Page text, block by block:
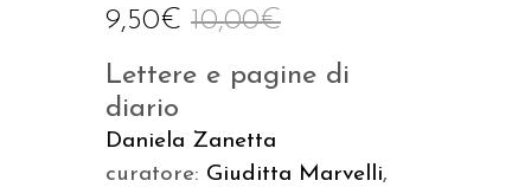
10,00€
9,50€
Lettere e pagine di
diario
Daniela Zanetta
curatore: Giuditta Marvelli,